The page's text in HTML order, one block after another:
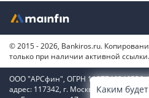
© 2015 - 2026, Bankiros.ru.
только при наличии активной ссылки.
ООО "АРСфин", ОГРН 1187746346556,
адрес: 117342, г. Москва, вн. тер. г.
Каким